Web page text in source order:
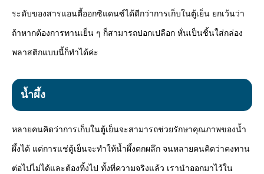
ระดับของสารแอนตี้ออกซิแดนซ์ได้ดีกว่าการเก็บในตู้เย็น ยกเว้นว่า
ถ้าหากต้องการทานเย็น ๆ ก็สามารถปอกเปลือก หั่นเป็นชิ้นใส่กล่อง
พลาสติกแบบนี้ก็ทำได้ค่ะ
น้ำผึ้ง
หลายคนคิดว่าการเก็บในตู้เย็นจะสามารถช่วยรักษาคุณภาพของน้ำ
ผึ้งได้ แต่การแช่ตู้เย็นจะทำให้น้ำผึ้งตกผลึก จนหลายคนคิดว่าคงทาน
ต่อไปไม่ได้และต้องทิ้งไป ทั้งที่ความจริงแล้ว เรานำออกมาไว้ใน